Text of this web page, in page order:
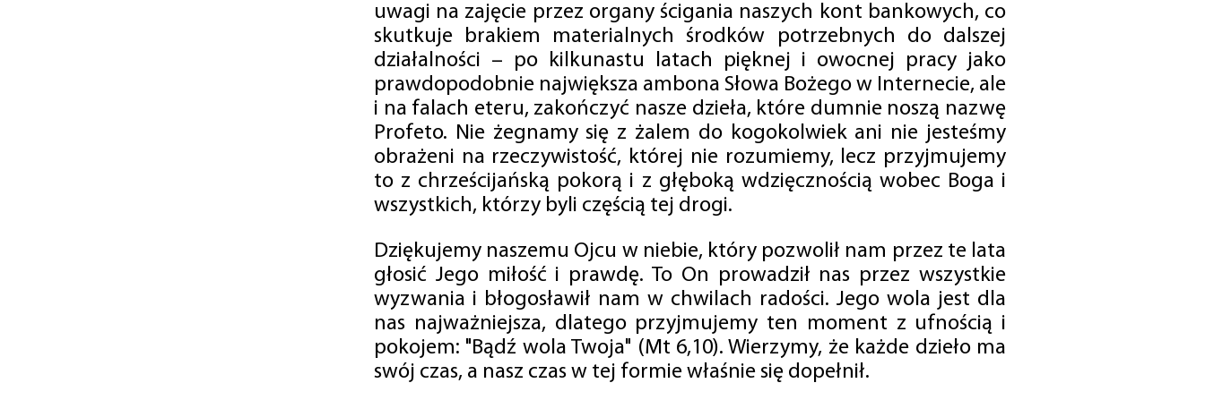
uwagi na zajęcie przez organy ścigania naszych kont bankowych, co
skutkuje brakiem materialnych środków potrzebnych do dalszej
działalności – po kilkunastu latach pięknej i owocnej pracy jako
prawdopodobnie największa ambona Słowa Bożego w Internecie, ale
i na falach eteru, zakończyć nasze dzieła, które dumnie noszą nazwę
Profeto. Nie żegnamy się z żalem do kogokolwiek ani nie jesteśmy
obrażeni na rzeczywistość, której nie rozumiemy, lecz przyjmujemy
to z chrześcijańską pokorą i z głęboką wdzięcznością wobec Boga i
wszystkich, którzy byli częścią tej drogi.
Dziękujemy naszemu Ojcu w niebie, który pozwolił nam przez te lata
głosić Jego miłość i prawdę. To On prowadził nas przez wszystkie
wyzwania i błogosławił nam w chwilach radości. Jego wola jest dla
nas najważniejsza, dlatego przyjmujemy ten moment z ufnością i
pokojem: "Bądź wola Twoja" (Mt 6,10). Wierzymy, że każde dzieło ma
swój czas, a nasz czas w tej formie właśnie się dopełnił.